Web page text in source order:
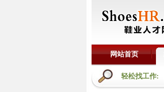
网站首页
轻松找工作: